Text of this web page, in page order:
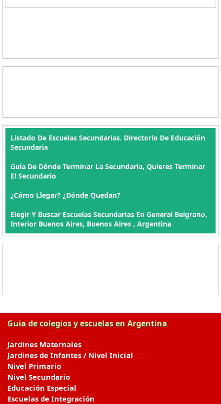
Listado De Escuelas Secundarias. Directorio De Educación
Secundaria
Guía De Dónde Terminar La Secundaria, Quieres Terminar
El Secundario
¿Cómo Llegar? ¿Dónde Quedan?
Elegir Y Buscar Escuelas Secundarias En General Belgrano,
Interior Buenos Aires, Buenos Aires , Argentina
Guia de colegios y escuelas en Argentina
Jardines Maternales
Jardines de Infantes / Nivel Inicial
Nivel Primario
Nivel Secundario
Educación Especial
Escuelas de Integración